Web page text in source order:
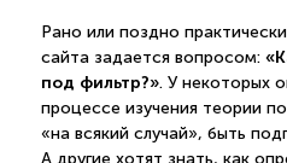
Рано или поздно
сайта задается вопросом:
под фильтр?». У некоторых
процессе изучения теории
«на всякий случай», быть
А другие хотят знать, как